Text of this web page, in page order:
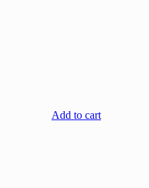
Add to cart